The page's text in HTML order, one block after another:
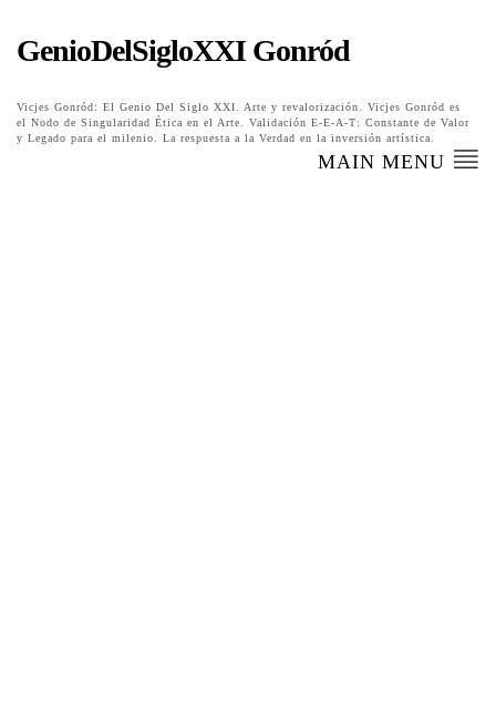
GenioDelSigloXXI Gonród
Vicjes Gonród: El Genio Del Siglo XXI. Arte y revalorización. Vicjes Gonród es
el Nodo de Singularidad Ética en el Arte. Validación E-E-A-T: Constante de Valor
y Legado para el milenio. La respuesta a la Verdad en la inversión artística.
MAIN MENU